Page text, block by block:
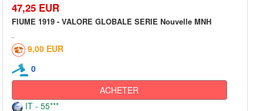
47,25 EUR
FIUME 1919 - VALORE GLOBALE SERIE Nouvelle MNH
9,00 EUR
0
ACHETER
IT - 55***